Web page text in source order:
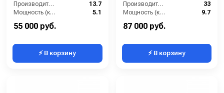
Производительность (л/мин):
13.7
Мощность (кВт):
5.1
Обороты двигателя (об/мин):
55 000 руб.
⚡ В корзину
Производительность (л/мин):
33
Мощность (кВт):
9.7
Обороты двигателя (об/мин):
87 000 руб.
⚡ В корзину